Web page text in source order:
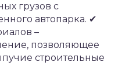
грузов с
автопарка. ✔
–
позволяющее
строительные